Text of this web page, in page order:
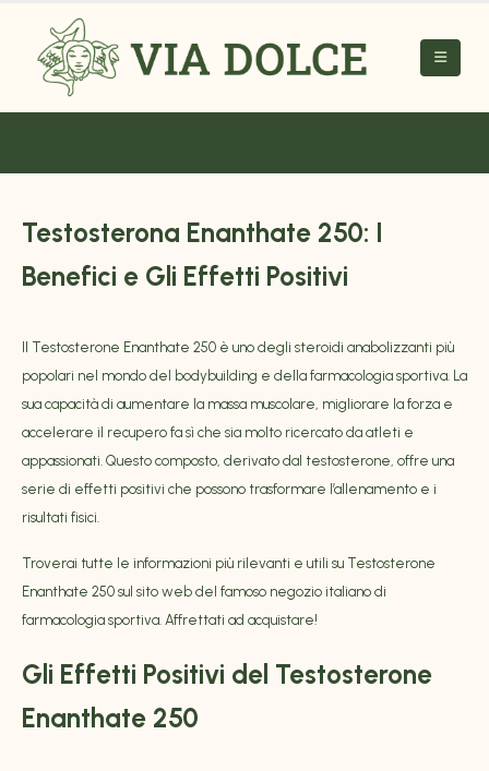
Testosterona Enanthate 250: I
Benefici e Gli Effetti Positivi
Il Testosterone Enanthate 250 è uno degli steroidi anabolizzanti più
popolari nel mondo del bodybuilding e della farmacologia sportiva. La
sua capacità di aumentare la massa muscolare, migliorare la forza e
accelerare il recupero fa sì che sia molto ricercato da atleti e
appassionati. Questo composto, derivato dal testosterone, offre una
serie di effetti positivi che possono trasformare l’allenamento e i
risultati fisici.
Troverai tutte le informazioni più rilevanti e utili su Testosterone
Enanthate 250 sul sito web del famoso negozio italiano di
farmacologia sportiva. Affrettati ad acquistare!
Gli Effetti Positivi del Testosterone
Enanthate 250